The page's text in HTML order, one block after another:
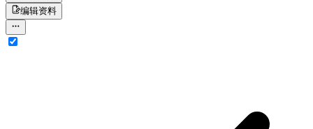
编辑资料